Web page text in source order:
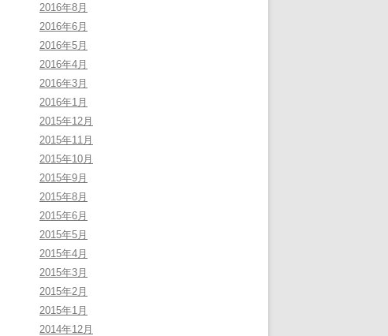
2016年8月
2016年6月
2016年5月
2016年4月
2016年3月
2016年1月
2015年12月
2015年11月
2015年10月
2015年9月
2015年8月
2015年6月
2015年5月
2015年4月
2015年3月
2015年2月
2015年1月
2014年12月